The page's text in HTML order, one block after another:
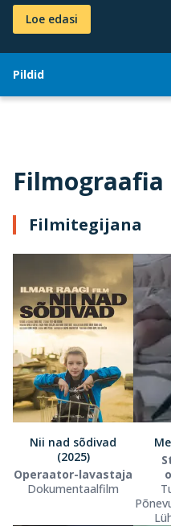
Loe edasi
Pildid
Filmograafia
Filmitegijana
Nii nad sõdivad
(2025)
Operaator-lavastaja
Dokumentaalfilm